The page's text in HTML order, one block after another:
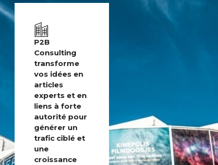
P2B
Consulting
transforme
vos idées en
articles
experts et en
liens à forte
autorité pour
générer un
trafic ciblé et
une
croissance